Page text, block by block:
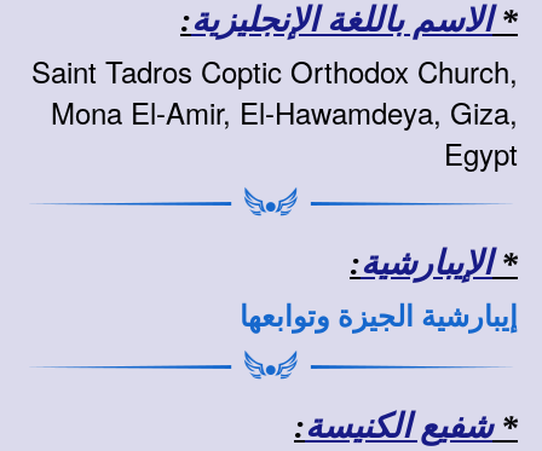
*الاسم باللغة الإنجليزية:
Saint Tadros Coptic Orthodox Church,
Mona El-Amir, El-Hawamdeya, Giza,
Egypt
*الإيبارشية:
إيبارشية الجيزة وتوابعها
*شفيع الكنيسة: